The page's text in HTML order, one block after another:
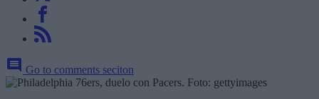
Go to comments seciton